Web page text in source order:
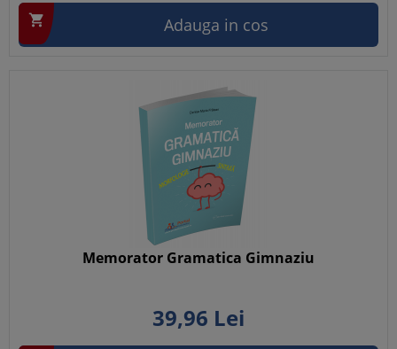
 Adauga in cos
Memorator Gramatica Gimnaziu
39,96 Lei